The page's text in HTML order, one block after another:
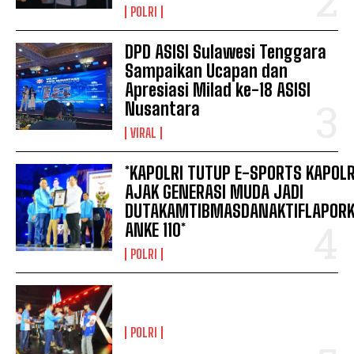
POLRI
DPD ASISI Sulawesi Tenggara
Sampaikan Ucapan dan
Apresiasi Milad ke-18 ASISI
Nusantara
VIRAL
*KAPOLRI TUTUP E-SPORTS
AJAK GENERASI MUDA JADI
ANKE 110*
POLRI
POLRI